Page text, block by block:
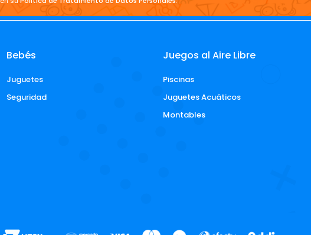
Bebés
Juguetes
Seguridad
Juegos al Aire Libre
Piscinas
Juguetes Acuáticos
Montables